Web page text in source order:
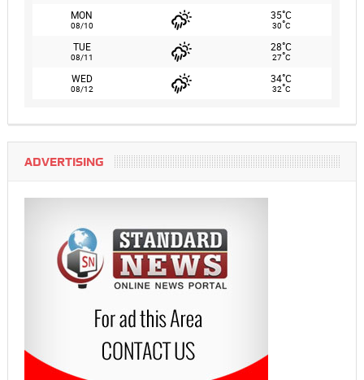
MON
08/10
35°C
30°C
TUE
08/11
28°C
27°C
WED
08/12
34°C
32°C
ADVERTISING